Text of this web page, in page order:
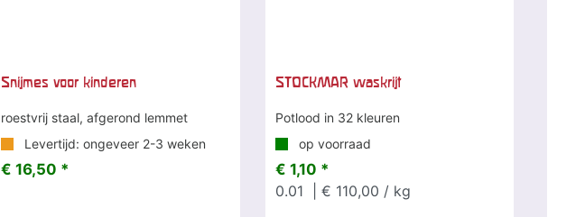
Snijmes voor kinderen
roestvrij staal, afgerond lemmet
Levertijd: ongeveer 2-3 weken
€ 16,50 *
STOCKMAR waskrijt
Potlood in 32 kleuren
op voorraad
€ 1,10 *
0.01
| € 110,00 / kg